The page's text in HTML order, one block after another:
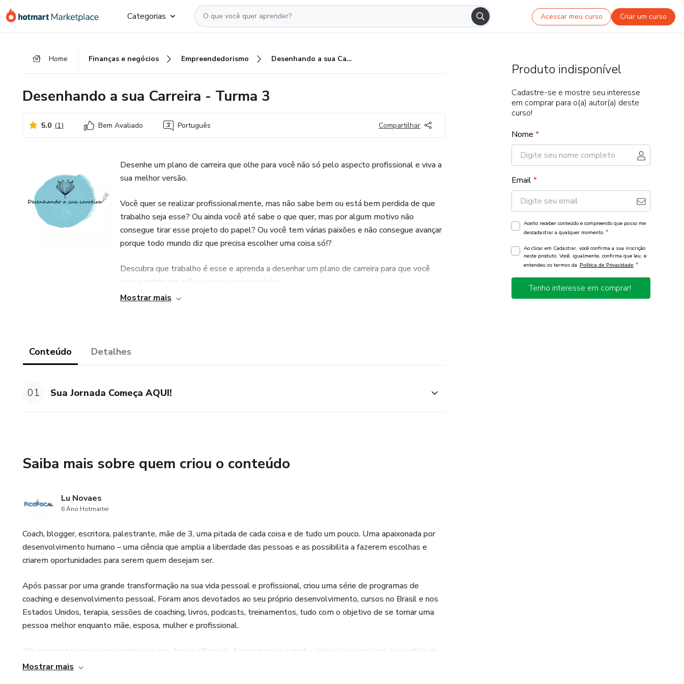
para
para
para
Categorias Acessar meu curso Criar um curso
Home Finanças e negócios Empreendedorismo Desenhando a sua Carreira - Turma 3
Desenhando a sua Carreira - Turma 3
5.0 (1) Bem Avaliado Português Compartilhar
Desenhe um plano de carreira que olhe para você não só pelo aspecto profissional e viva a
sua melhor versão.
Você quer se realizar profissionalmente, mas não sabe bem ou está bem perdida de que
trabalho seja esse? Ou ainda você até sabe o que quer, mas por algum motivo não
consegue tirar esse projeto do papel? Ou você tem várias paixões e não consegue avançar
porque todo mundo diz que precisa escolher uma coisa só!?
Descubra que trabalho é esse e aprenda a desenhar um plano de carreira para que você
possa entrar em ação e viver o seu propósito.
Mostrar mais
Conteúdo Detalhes
01 Sua Jornada Começa AQUI!
Saiba mais sobre quem criou o conteúdo
Lu Novaes
6 Ano Hotmarter
Coach, blogger, escritora, palestrante, mãe de 3, uma pitada de cada coisa e de tudo um pouco. Uma apaixonada por
desenvolvimento humano – uma ciência que amplia a liberdade das pessoas e as possibilita a fazerem escolhas e
criarem oportunidades para serem quem desejam ser.
Após passar por uma grande transformação na sua vida pessoal e profissional, criou uma série de programas de
coaching e desenvolvimento pessoal. Foram anos devotados ao seu próprio desenvolvimento, cursos no Brasil e nos
Estados Unidos, terapia, sessões de coaching, livros, podcasts, treinamentos, tudo com o objetivo de se tornar uma
pessoa melhor enquanto mãe, esposa, mulher e profissional.
“Os momentos que eu me senti mais em desequilíbrio não foram quando a minha vida estava um caos, no sentido de
ter muita coisa para fazer, mas quando eu estava me sentindo desconectada. Perdida em relação ao que eu queria para
Mostrar mais
Produto indisponível
Cadastre-se e mostre seu interesse
em comprar para o(a) autor(a) deste
curso!
Nome *
Email*
Aceito receber conteúdo e compreendo que posso me
descadastrar a qualquer momento. *
Ao clicar em Cadastrar, você confirma a sua inscrição
neste produto. Você, igualmente, confirma que leu, e
entendeu os termos da Política de Privacidade *
Tenho interesse em comprar!